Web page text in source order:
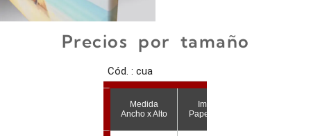
Precios por tamaño